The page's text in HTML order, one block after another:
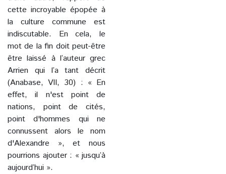
cette incroyable épopée à
la culture commune est
indiscutable. En cela, le
mot de la fin doit peut-être
être laissé à l’auteur grec
Arrien qui l’a tant décrit
(Anabase, VII, 30) : « En
effet, il n'est point de
nations, point de cités,
point d'hommes qui ne
connussent alors le nom
d'Alexandre », et nous
pourrions ajouter : « jusqu’à
aujourd’hui ».